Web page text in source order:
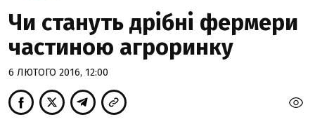
Чи стануть дрібні фермери
частиною агроринку
6 ЛЮТОГО 2016, 12:00